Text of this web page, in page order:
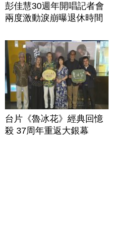
彭佳慧30週年開唱記者會
兩度激動淚崩曝退休時間
台片《魯冰花》經典回憶
殺 37周年重返大銀幕